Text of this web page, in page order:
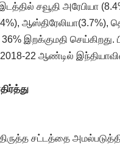
சவூதி அரேபியா
(4%),
இறக்குமதி செய்கிறது.
2018-22 ஆண்டில்
சட்டத்தை